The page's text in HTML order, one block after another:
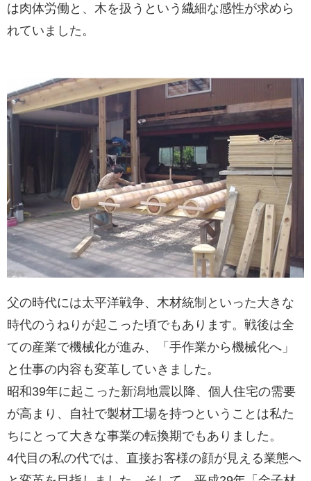
は肉体労働と、木を扱うという繊細な感性が求めら
れていました。
父の時代には太平洋戦争、木材統制といった大きな
時代のうねりが起こった頃でもあります。戦後は全
ての産業で機械化が進み、「手作業から機械化へ」
と仕事の内容も変革していきました。
昭和39年に起こった新潟地震以降、個人住宅の需要
が高まり、自社で製材工場を持つということは私た
ちにとって大きな事業の転換期でもありました。
4代目の私の代では、直接お客様の顔が見える業態へ